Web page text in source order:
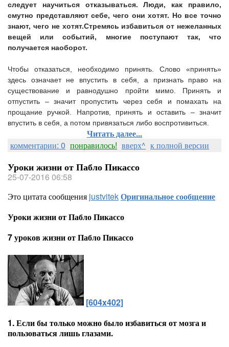
следует научиться отказываться.
Люди, как правило,
смутно представляют себе, чего они хотят. Но все точно
знают, чего не хотят.Стремясь избавиться от нежеланных
вещей или событий, многие поступают так, что
получается наоборот.
Чтобы отказаться, необходимо принять. Слово «принять»
здесь означает не впустить в себя, а признать право на
существование и равнодушно пройти мимо. Принять и
отпустить – значит пропустить через себя и помахать на
прощание ручкой. Напротив, принять и оставить – значит
впустить в себя, а потом привязаться либо воспротивиться.
Читать далее...
комментарии: 0 понравилось! вверх^ к полной версии
Уроки жизни от Пабло Пикассо
25-07-2016 06:58
Это цитата сообщения justvitekОригинальное сообщение
Уроки жизни от Пабло Пикассо
7 уроков жизни от Пабло Пикассо
[604x402]
1. Если бы только можно было избавиться от мозга и
пользоваться лишь глазами.